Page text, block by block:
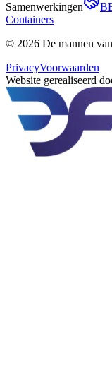
Samenwerkingen
Containers
© 2026 De mannen
PrivacyVoorwaarden
Website gerealiseerd